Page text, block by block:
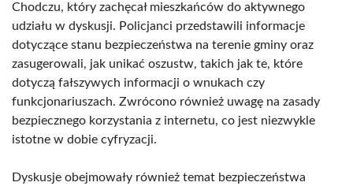
Chodczu, który zachęcał mieszkańców do aktywnego
udziału w dyskusji. Policjanci przedstawili informacje
dotyczące stanu bezpieczeństwa na terenie gminy oraz
zasugerowali, jak unikać oszustw, takich jak te, które
dotyczą fałszywych informacji o wnukach czy
funkcjonariuszach. Zwrócono również uwagę na zasady
bezpiecznego korzystania z internetu, co jest niezwykle
istotne w dobie cyfryzacji.
Dyskusje obejmowały również temat bezpieczeństwa